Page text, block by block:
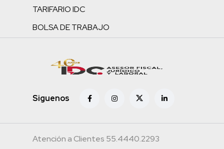
TARIFARIO IDC
BOLSA DE TRABAJO
Siguenos
Atención a Clientes 55.4440.2293